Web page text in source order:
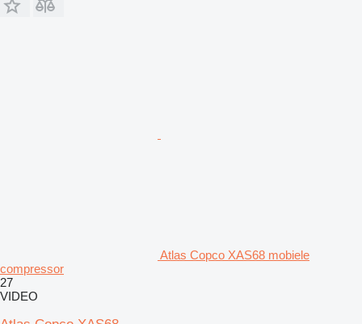
Atlas Copco XAS68 mobiele
compressor
27
VIDEO